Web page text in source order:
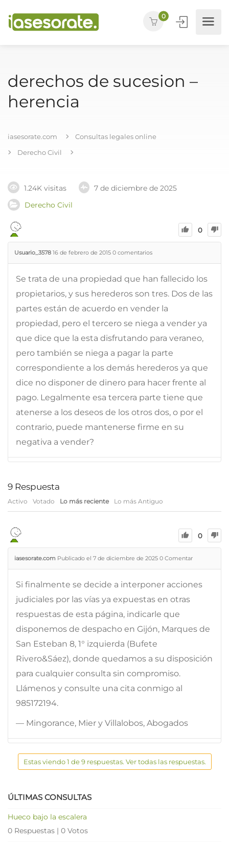
0
derechos de sucesion –
herencia
iasesorate.com
Consultas legales online
Derecho Civil
1.24K visitas
7 de diciembre de 2025
Derecho Civil
0
Usuario_3578 16 de febrero de 2015 0 comentarios
Se trata de una propiedad que han fallecido los
propietarios, y sus herederos son tres. Dos de las
partes están de acuerdo en vender la
propiedad, pero el tercero se niega a vender ya
que dice que la esta disfrutando para veraneo,
pero también se niega a pagar la parte
correspondiente a los demás herederos ya que
dice no disponer de dinero para hacer frente al
pago. Legalmente esa tercera parte tiene que
atenerse a los deseos de los otros dos, o por el
contrario, puede mantenerse firme en su
negativa a vender?
9 Respuesta
Activo Votado Lo más reciente Lo más Antiguo
0
iasesorate.com Publicado el 7 de diciembre de 2025 0 Comentar
Si finalmente se decide a interponer acciones
judiciales por las vías ya expuestas en otras
respuestas de esta página, indicarle que
disponemos de despacho en Gijón, Marques de
San Esteban 8, 1° izquierda (Bufete
Rivero&Sáez), donde quedamos a su disposición
para cualquier consulta sin compromiso.
Llámenos y consulte una cita conmigo al
985172194.
— Mingorance, Mier y Villalobos, Abogados
Estas viendo 1 de 9 respuestas. Ver todas las respuestas.
ÚLTIMAS CONSULTAS
Hueco bajo la escalera
0 Respuestas | 0 Votos